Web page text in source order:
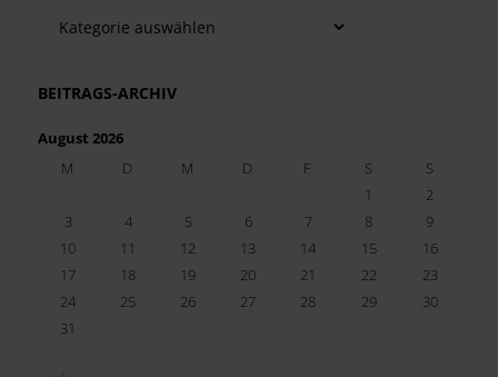
BEITRAGS-ARCHIV
August 2026
M
D M D F S
S
1
2
3
4 5 6 7 8
9
10
11 12 13 14 15
16
17
18 19 20 21 22
23
24
25 26 27 28 29
30
31